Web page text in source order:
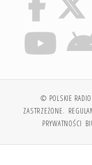
© POLSKIE RADIO
ZASTRZEŻONE.
PRYWATNOŚCI